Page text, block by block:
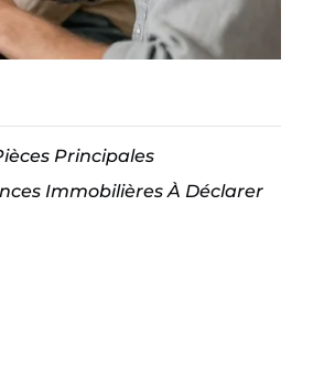
Principales
Immobilières À Déclarer